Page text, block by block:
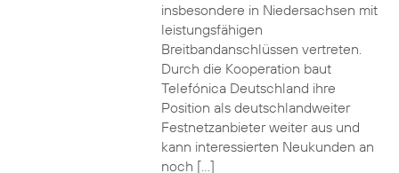
insbesondere in Niedersachsen mit
leistungsfähigen
Breitbandanschlüssen vertreten.
Durch die Kooperation baut
Telefónica Deutschland ihre
Position als deutschlandweiter
Festnetzanbieter weiter aus und
kann interessierten Neukunden an
noch […]